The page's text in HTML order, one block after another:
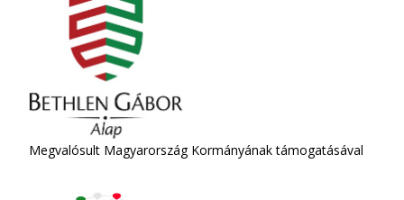
Megvalósult Magyarország Kormányának támogatásával